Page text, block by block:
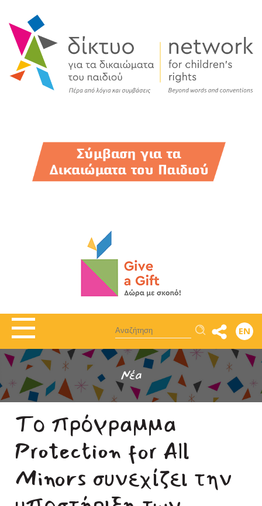
Αναζήτηση EN
Νέα
Tο πρόγραμμα
Protection for All
Minors συνεχίζει την